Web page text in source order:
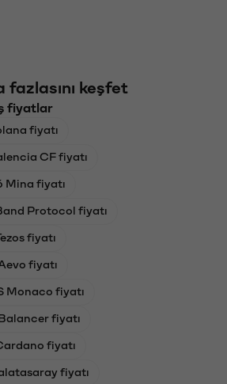
fazlasını keşfet
fiyatlar
fiyatı
CF fiyatı
Mina fiyatı
Protocol fiyatı
fiyatı
fiyatı
Monaco fiyatı
fiyatı
fiyatı
fiyatı